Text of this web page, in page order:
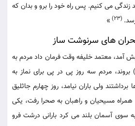
می کنیم. پس راه خود را برو و بدان که
(23)
»
آمد، معتمد خلیفه وقت فرمان داد مردم به
بروند، مردم سه روز پی در پی برای نماز به
ولی باران نیامد، روز چهارم جاثلیق
مسیحیان و راهبان به صحرا رفت، یکی
سوی آسمان بلند می کرد بارانی درشت فرو